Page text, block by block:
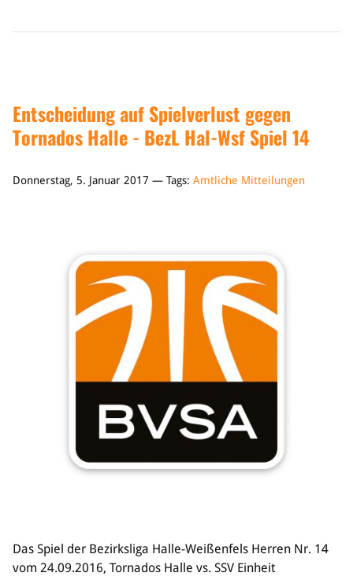
Entscheidung auf Spielverlust gegen
Tornados Halle - BezL Hal-Wsf Spiel 14
Donnerstag, 5. Januar 2017 — Tags: Amtliche Mitteilungen
Das Spiel der Bezirksliga Halle-Weißenfels Herren Nr. 14
vom 24.09.2016, Tornados Halle vs. SSV Einheit